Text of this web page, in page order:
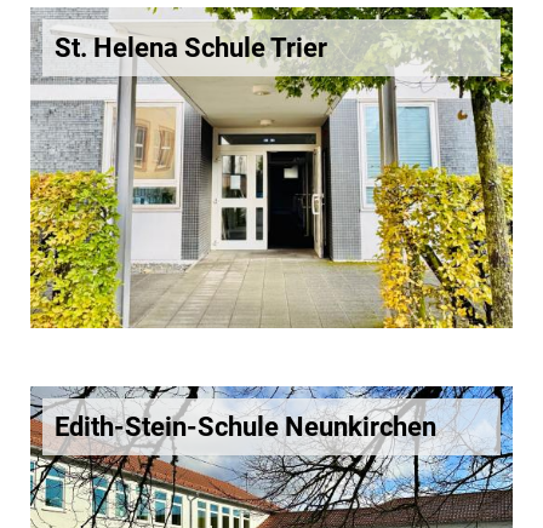
St. Helena Schule Trier
Edith-Stein-Schule Neunkirchen